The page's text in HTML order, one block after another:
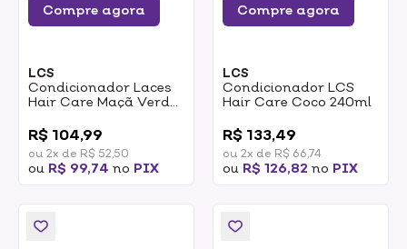
Compre agora
LCS
Condicionador Laces
Hair Care Maçã Verde
240ml
R$ 104,99
ou 2x de R$ 52,50
ou R$ 99,74 no PIX
Compre agora
LCS
Condicionador LCS
Hair Care Coco 240ml
R$ 133,49
ou 2x de R$ 66,74
ou R$ 126,82 no PIX